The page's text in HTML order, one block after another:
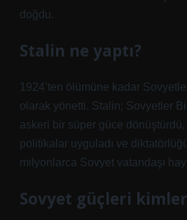
doğdu.
Stalin ne yaptı?
1924’ten ölümüne kadar
olarak yönetti. Stalin; Sovyetler
askeri bir süper güce
politikalar uyguladı ve diktatörlüğü
milyonlarca Sovyet vatandaşı
Sovyet güçleri